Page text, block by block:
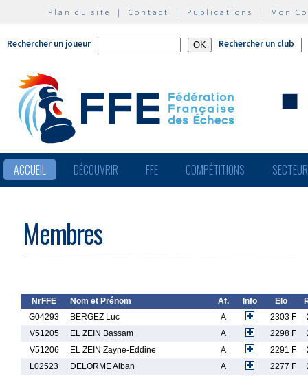
Plan du site | Contact | Publications | Mon
Rechercher un joueur Rechercher un club
ACCUEIL DÉCOUVRIR FFE COMPÉTITIONS
Membres
NrFFE Nom et Prénom Af. Info Elo
G04293
BERGEZ Luc A 2303 F
V51205
EL ZEIN Bassam A 2298 F
V51206
EL ZEIN Zayne-Eddine A 2291 F
L02523
DELORME Alban A 2277 F